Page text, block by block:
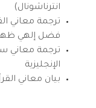
انترناشونال)
ترجمة معاني
فضل إلهي
ترجمة معاني
الإنجليزية
بيان معاني